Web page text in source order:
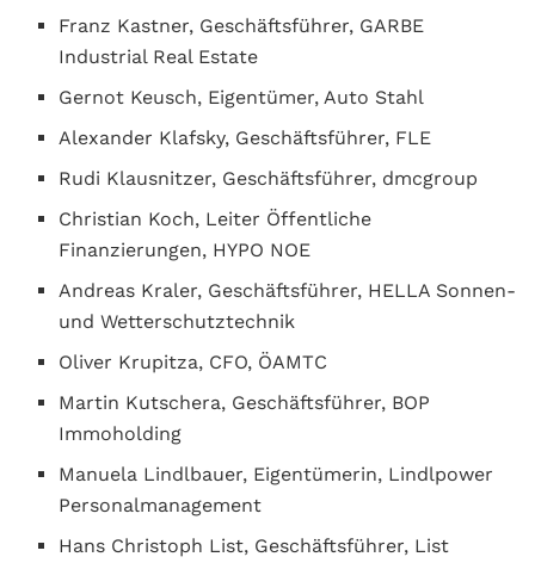
Franz Kastner, Geschäftsführer, GARBE
Industrial Real Estate
Gernot Keusch, Eigentümer, Auto Stahl
Alexander Klafsky, Geschäftsführer, FLE
Rudi Klausnitzer, Geschäftsführer, dmcgroup
Christian Koch, Leiter Öffentliche
Finanzierungen, HYPO NOE
Andreas Kraler, Geschäftsführer, HELLA Sonnen-
und Wetterschutztechnik
Oliver Krupitza, CFO, ÖAMTC
Martin Kutschera, Geschäftsführer, BOP
Immoholding
Manuela Lindlbauer, Eigentümerin, Lindlpower
Personalmanagement
Hans Christoph List, Geschäftsführer, List